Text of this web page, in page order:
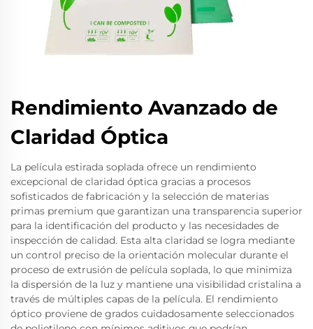
Rendimiento Avanzado de
Claridad Óptica
La película estirada soplada ofrece un rendimiento
excepcional de claridad óptica gracias a procesos
sofisticados de fabricación y la selección de materias
primas premium que garantizan una transparencia superior
para la identificación del producto y las necesidades de
inspección de calidad. Esta alta claridad se logra mediante
un control preciso de la orientación molecular durante el
proceso de extrusión de película soplada, lo que minimiza
la dispersión de la luz y mantiene una visibilidad cristalina a
través de múltiples capas de la película. El rendimiento
óptico proviene de grados cuidadosamente seleccionados